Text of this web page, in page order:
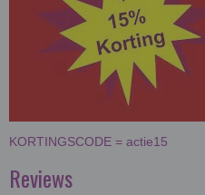
KORTINGSCODE = actie15
Reviews